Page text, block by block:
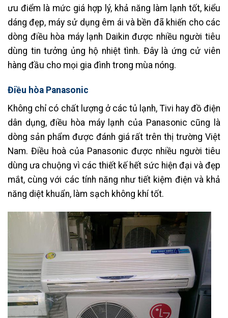
ưu điểm là mức giá hợp lý, khả năng làm lạnh tốt, kiểu
dáng đẹp, máy sử dụng êm ái và bền đã khiến cho các
dòng điều hòa máy lạnh Daikin được nhiều người tiêu
dùng tin tưởng ủng hộ nhiệt tình. Đây là ứng cử viên
hàng đầu cho mọi gia đình trong mùa nóng.
Điều hòa Panasonic
Không chỉ có chất lượng ở các tủ lạnh, Tivi hay đồ điện
dân dụng, điều hòa máy lạnh của Panasonic cũng là
dòng sản phẩm được đánh giá rất trên thị trường Việt
Nam. Điều hoà của Panasonic được nhiều người tiêu
dùng ưa chuộng vì các thiết kế hết sức hiện đại và đẹp
mắt, cùng với các tính năng như tiết kiệm điện và khả
năng diệt khuẩn, làm sạch không khí tốt.